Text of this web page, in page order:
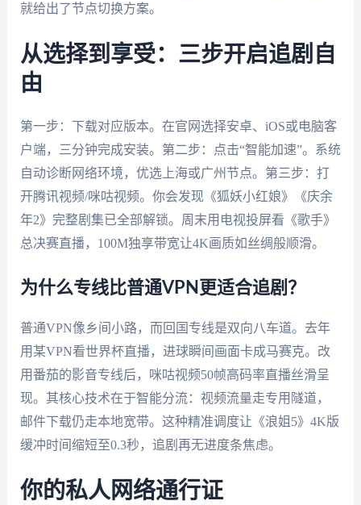
就给出了节点切换方案。
从选择到享受：三步开启追剧自
由
第一步：下载对应版本。在官网选择安卓、iOS或电脑客
户端，三分钟完成安装。第二步：点击“智能加速”。系统
自动诊断网络环境，优选上海或广州节点。第三步：打
开腾讯视频/咪咕视频。你会发现《狐妖小红娘》《庆余
年2》完整剧集已全部解锁。周末用电视投屏看《歌手》
总决赛直播，100M独享带宽让4K画质如丝绸般顺滑。
为什么专线比普通VPN更适合追剧？
普通VPN像乡间小路，而回国专线是双向八车道。去年
用某VPN看世界杯直播，进球瞬间画面卡成马赛克。改
用番茄的影音专线后，咪咕视频50帧高码率直播丝滑呈
现。其核心技术在于智能分流：视频流量走专用隧道，
邮件下载仍走本地宽带。这种精准调度让《浪姐5》4K版
缓冲时间缩短至0.3秒，追剧再无进度条焦虑。
你的私人网络通行证